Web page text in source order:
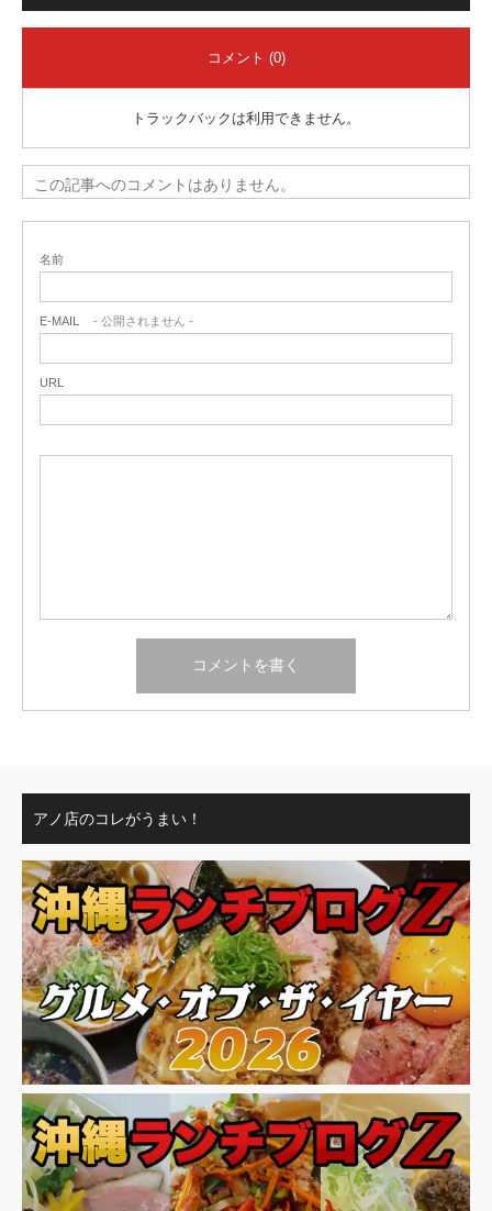
コメント (0)
トラックバックは利用できません。
この記事へのコメントはありません。
名前
E-MAIL - 公開されません -
URL
アノ店のコレがうまい！